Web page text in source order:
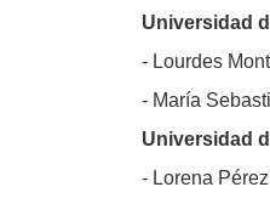
Universidad
- Lourdes
- María
Universidad
- Lorena